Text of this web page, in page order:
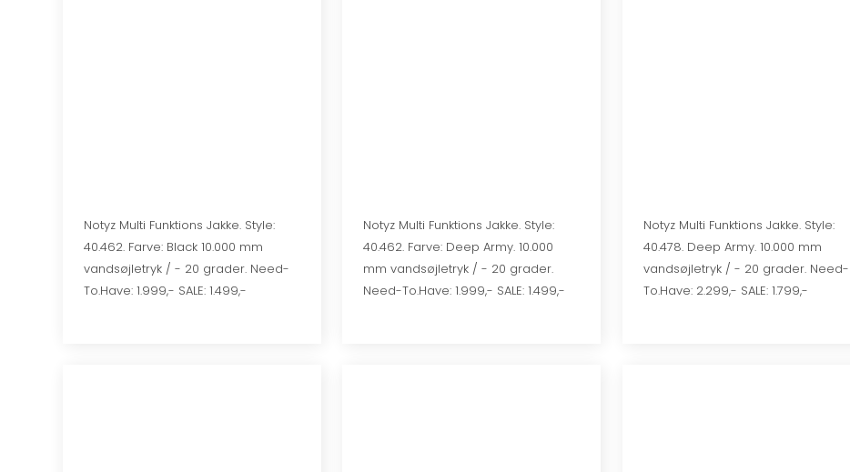
Notyz Multi Funktions Jakke. Style:
40.462. Farve: Black 10.000 mm
vandsøjletryk / - 20 grader. Need-
To.Have: 1.999,- SALE: 1.499,-
​​Notyz Multi Funktions Jakke. Style:
40.462. Farve: Deep Army. 10.000
mm vandsøjletryk / - 20 grader.
Need-To.Have: 1.999,- SALE: 1.499,-
Notyz Multi Funktions Jakke. Style:
40.478. Deep Army. 10.000 mm
vandsøjletryk / - 20 grader. Need-
To.Have: 2.299,- SALE: 1.799,-